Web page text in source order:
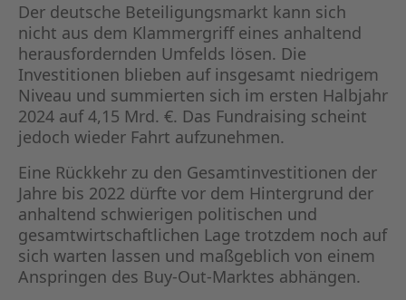
Der deutsche Beteiligungsmarkt kann sich
nicht aus dem Klammergriff eines anhaltend
herausfordernden Umfelds lösen. Die
Investitionen blieben auf insgesamt niedrigem
Niveau und summierten sich im ersten Halbjahr
2024 auf 4,15 Mrd. €. Das Fundraising scheint
jedoch wieder Fahrt aufzunehmen.
Eine Rückkehr zu den Gesamtinvestitionen der
Jahre bis 2022 dürfte vor dem Hintergrund der
anhaltend schwierigen politischen und
gesamtwirtschaftlichen Lage trotzdem noch auf
sich warten lassen und maßgeblich von einem
Anspringen des Buy-Out-Marktes abhängen.
CPEA-
ZUM